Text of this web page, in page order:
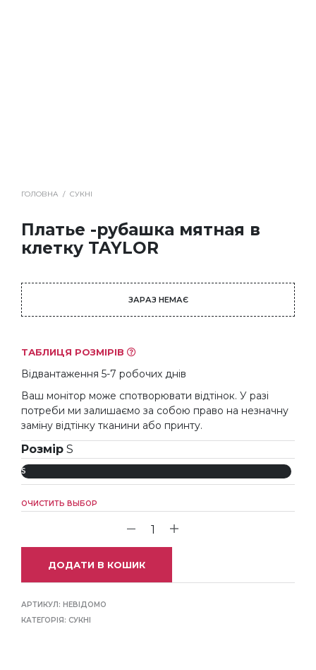
ГОЛОВНА / СУКНІ
Платье -рубашка мятная в
клетку TAYLOR
ЗАРАЗ НЕМАЄ
ТАБЛИЦЯ РОЗМІРІВ
Відвантаження 5-7 робочих днів
Ваш монітор може спотворювати відтінок. У разі
потреби ми залишаємо за собою право на незначну
заміну відтінку тканини або принту.
Розмір S
S
ОЧИСТИТЬ ВЫБОР
ДОДАТИ В КОШИК
АРТИКУЛ: НЕВІДОМО
КАТЕГОРІЯ: СУКНІ